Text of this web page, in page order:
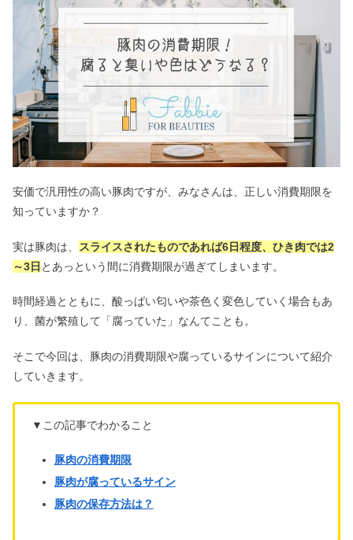
安価で汎用性の高い豚肉ですが、みなさんは、正しい消費期限を
知っていますか？
実は豚肉は、
スライスされたものであれば6日程度、ひき肉では2
～3日 とあっという間に消費期限が過ぎてしまいます。
時間経過とともに、酸っぱい匂いや茶色く変色していく場合もあ
り、菌が繁殖して「腐っていた」なんてことも。
そこで今回は、豚肉の消費期限や腐っているサインについて紹介
していきます。
▼この記事でわかること
豚肉の消費期限
豚肉が腐っているサイン
豚肉の保存方法は？